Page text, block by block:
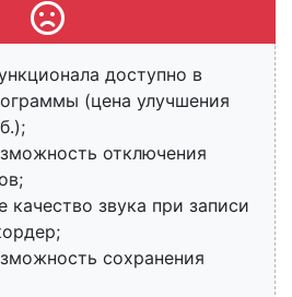
доступно в
(цена улучшения
отключения
качество звука при записи
сохранения